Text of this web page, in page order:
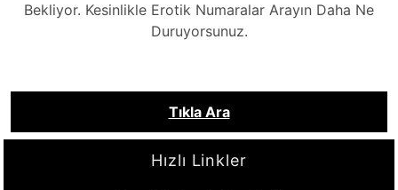
Bekliyor. Kesinlikle Erotik Numaralar Arayın Daha Ne
Duruyorsunuz.
Tıkla Ara
Hızlı Linkler